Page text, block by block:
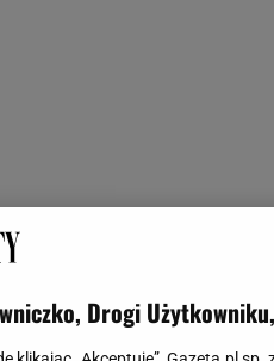
jednorożec
Drogi Użytkowniku,